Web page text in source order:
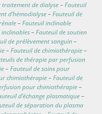
traitement de dialyse–Fauteuil
d’hémodialyse–Fauteuil de
–Fauteuil inclinable
inclinables–Fauteuil de soutien
de prélèvement sanguin–
–Fauteuil de chimiothérapie–
de thérapie par perfusion
–Fauteuil de soins pour
chimiothérapie–Fauteuil de
pour chimiothérapie–
d’échange plasmatique–
de séparation du plasma